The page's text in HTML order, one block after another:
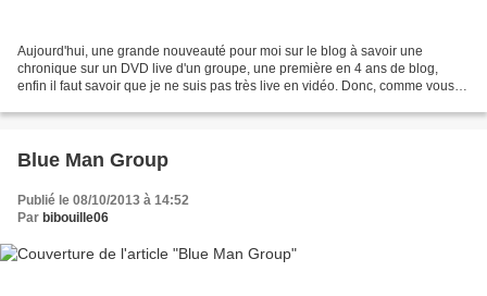
Aujourd'hui, une grande nouveauté pour moi sur le blog à savoir une
chronique sur un DVD live d'un groupe, une première en 4 ans de blog,
enfin il faut savoir que je ne suis pas très live en vidéo. Donc, comme vous
Blue Man Group
Publié le 08/10/2013 à 14:52
Par bibouille06